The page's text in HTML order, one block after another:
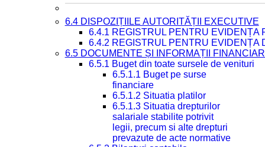
6.4 DISPOZIȚIILE AUTORITĂȚII EXECUTIVE
6.4.1 REGISTRUL PENTRU EVIDENȚA
6.4.2 REGISTRUL PENTRU EVIDENȚA
6.5 DOCUMENTE ȘI INFORMAȚII
6.5.1 Buget din toate sursele de venituri
6.5.1.1 Buget pe surse
financiare
6.5.1.2 Situatia platilor
6.5.1.3 Situatia drepturilor
salariale stabilite potrivit
legii, precum si alte drepturi
prevazute de acte normative